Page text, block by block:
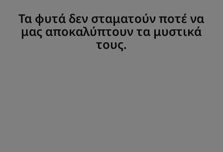
Τα φυτά δεν σταματούν ποτέ να
μας αποκαλύπτουν τα μυστικά
τους.